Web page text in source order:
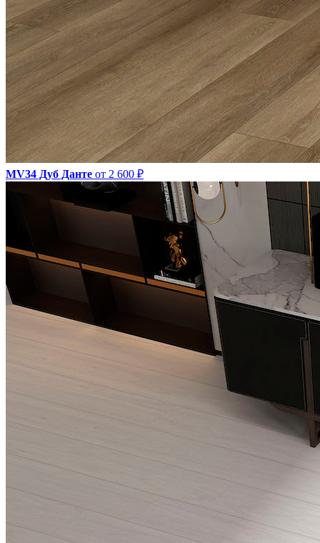
MV34 Дуб Данте от 2 600 ₽